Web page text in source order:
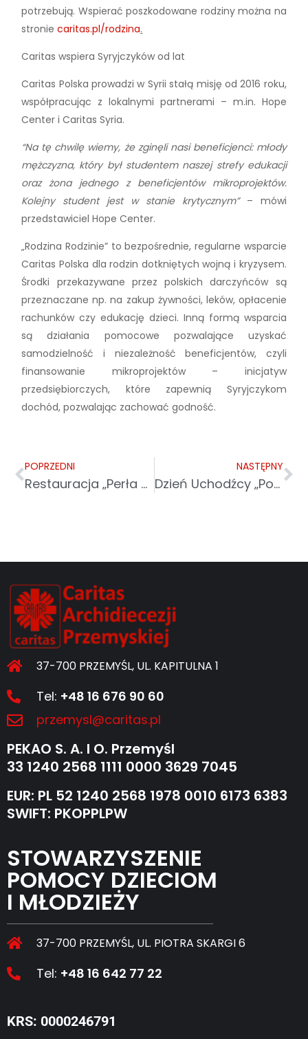
potrzebują. Wspierać poszkodowane rodziny można na
stroniecaritas.pl/rodzina.
Caritas wspiera Syryjczyków od lat
Caritas Polska prowadzi w Syrii stałą misję od 2016 roku,
współpracując z lokalnymi partnerami – m.in. Hope
Center i Caritas Syria.
“Na tę chwilę wiemy, że zginęli nasi beneficjenci: młody
mężczyzna, który był studentem naszej strefy edukacji
oraz żona jednego z beneficjentów mikroprojektów.
Kolejny student jest w stanie krytycznym” – mówi
przedstawiciel Hope Center.
„Rodzina Rodzinie” to bezpośrednie, regularne wsparcie
Caritas Polska dla rodzin dotkniętych wojną i kryzysem.
Środki przekazywane przez polskich darczyńców są
przeznaczane np. na zakup żywności, leków, opłacenie
rachunków czy edukację dzieci. Inną formą wsparcia
są działania pomocowe pozwalające uzyskać
samodzielność i niezależność beneficjentów, czyli
finansowanie mikroprojektów – inicjatyw
przedsiębiorczych, które zapewnią Syryjczykom
dochód, pozwalając zachować godność.
POPRZEDNI
Restauracja „Perła Przemyśla”
NASTĘPNY
Dzień Uchodźcy „Pod wspólnym niebem” — za nami, ale emocje wciąż z nami
37-700 PRZEMYŚL, UL. KAPITULNA 1
Tel: +48 16 676 90 60
przemysl@caritas.pl
PEKAO S. A. I O. Przemyśl
33 1240 2568 1111 0000 3629 7045
EUR: PL 52 1240 2568 1978 0010 6173 6383
SWIFT: PKOPPLPW
STOWARZYSZENIE
POMOCY DZIECIOM
I MŁODZIEŻY
37-700 PRZEMYŚL, UL. PIOTRA SKARGI 6
Tel: +48 16 642 77 22
KRS: 0000246791